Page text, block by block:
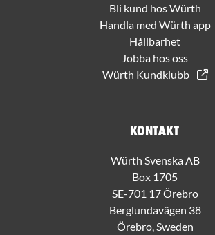
Bli kund hos Würth
Handla med Würth app
Hållbarhet
Jobba hos oss
Würth Kundklubb
Kontakt
Würth Svenska AB
Box 1705
SE-701 17 Örebro
Berglundavägen 38
Örebro, Sweden